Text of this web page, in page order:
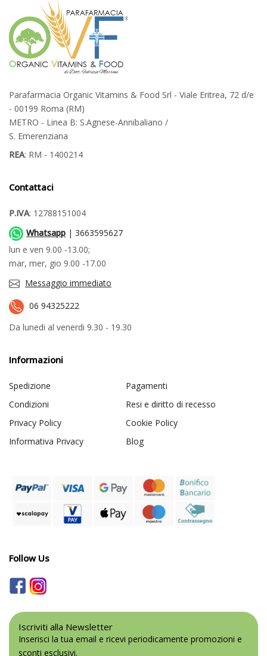
Parafarmacia Organic Vitamins & Food Srl - Viale Eritrea, 72 d/e
- 00199 Roma (RM)
METRO - Linea B: S.Agnese-Annibaliano /
S. Emerenziana
REA: RM - 1400214
Contattaci
P.IVA: 12788151004
Whatsapp | 3663595627
lun e ven 9.00 -13.00;
mar, mer, gio 9.00 -17.00
Messaggio immediato
06 94325222
Da lunedi al venerdi 9.30 - 19.30
Informazioni
Spedizione
Pagamenti
Condizioni
Resi e diritto di recesso
Privacy Policy
Cookie Policy
Informativa Privacy
Blog
Follow Us
Iscriviti alla Newsletter
Inserisci la tua email e ricevi periodicamente promozioni e
sconti esclusivi.